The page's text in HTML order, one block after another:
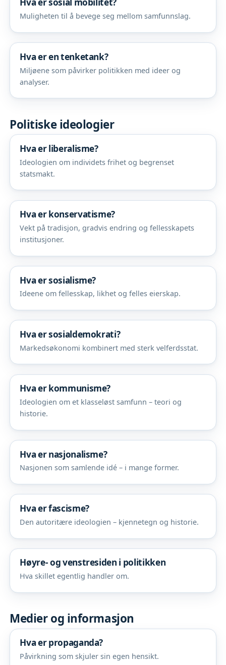
Hva er sosial mobilitet?
Muligheten til å bevege seg mellom samfunnslag.
Hva er en tenketank?
Miljøene som påvirker politikken med ideer og
analyser.
Politiske ideologier
Hva er liberalisme?
Ideologien om individets frihet og begrenset
statsmakt.
Hva er konservatisme?
Vekt på tradisjon, gradvis endring og fellesskapets
institusjoner.
Hva er sosialisme?
Ideene om fellesskap, likhet og felles eierskap.
Hva er sosialdemokrati?
Markedsøkonomi kombinert med sterk velferdsstat.
Hva er kommunisme?
Ideologien om et klasseløst samfunn – teori og
historie.
Hva er nasjonalisme?
Nasjonen som samlende idé – i mange former.
Hva er fascisme?
Den autoritære ideologien – kjennetegn og historie.
Høyre- og venstresiden i politikken
Hva skillet egentlig handler om.
Medier og informasjon
Hva er propaganda?
Påvirkning som skjuler sin egen hensikt.